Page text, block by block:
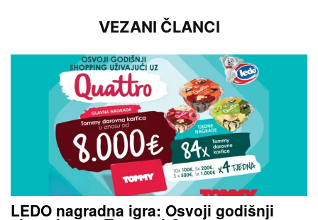
VEZANI ČLANCI
LEDO nagradna igra: Osvoji godišnji